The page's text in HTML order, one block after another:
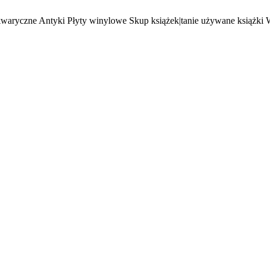
Antyki Płyty winylowe Skup książek|tanie używane książki